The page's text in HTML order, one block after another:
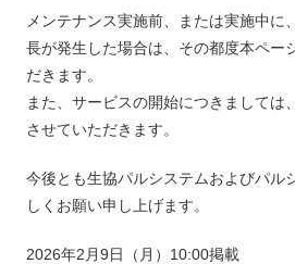
メンテナンス実施前、または実施中に
長が発生した場合は、その都度本ペー
だきます。
また、サービスの開始につきましては
させていただきます。
今後とも生協パルシステムおよびパル
しくお願い申し上げます。
2026年2月9日（月）10:00掲載